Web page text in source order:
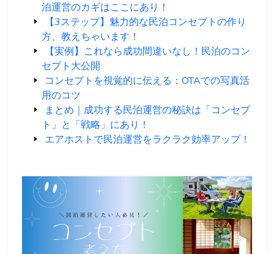
泊運営のカギはここにあり！
【3ステップ】魅力的な民泊コンセプトの作り
方、教えちゃいます！
【実例】これなら成功間違いなし！民泊のコン
セプト大公開
コンセプトを視覚的に伝える：OTAでの写真活
用のコツ
まとめ｜成功する民泊運営の秘訣は「コンセプ
ト」と「戦略」にあり！
エアホストで民泊運営をラクラク効率アップ！